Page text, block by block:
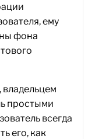
ему
фона
владельцем
простыми
всегда
его, как